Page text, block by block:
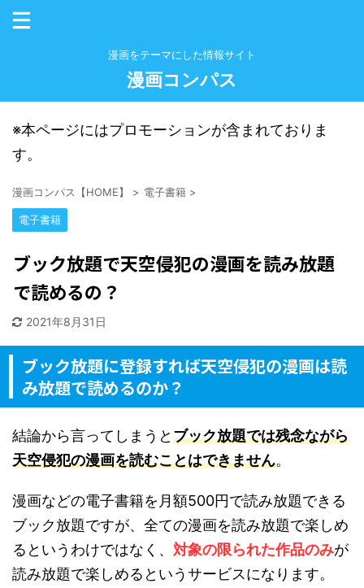
漫画をテーマにした情報サイト
漫画コンパス
※本ページにはプロモーションが含まれておりま
す。
漫画コンパス【HOME】 > 電子書籍 >
電子書籍
ブック放題で天空侵犯の漫画を読み放題
で読めるの？
2021年8月31日
ブック放題に登録すれば天空侵犯の漫画は読
み放題で読めるのか？
結論から言ってしまうとブック放題では残念ながら
天空侵犯の漫画を読むことはできません。
漫画などの電子書籍を月額500円で読み放題できる
ブック放題ですが、全ての漫画を読み放題で楽しめ
るというわけではなく、 対象の限られた作品のみが
読み放題で楽しめるというサービスになります。